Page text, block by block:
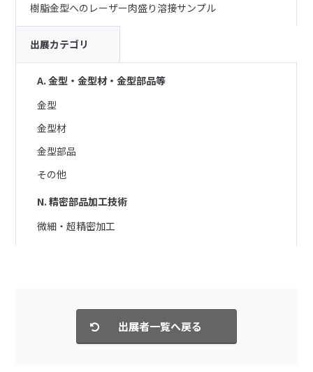
樹脂金型へのレーザー肉盛り溶接サンプル
出展カテゴリ
A. 金型・金型材・金型部品等
金型
金型材
金型部品
その他
N. 精密部品加工技術
微細・超精密加工